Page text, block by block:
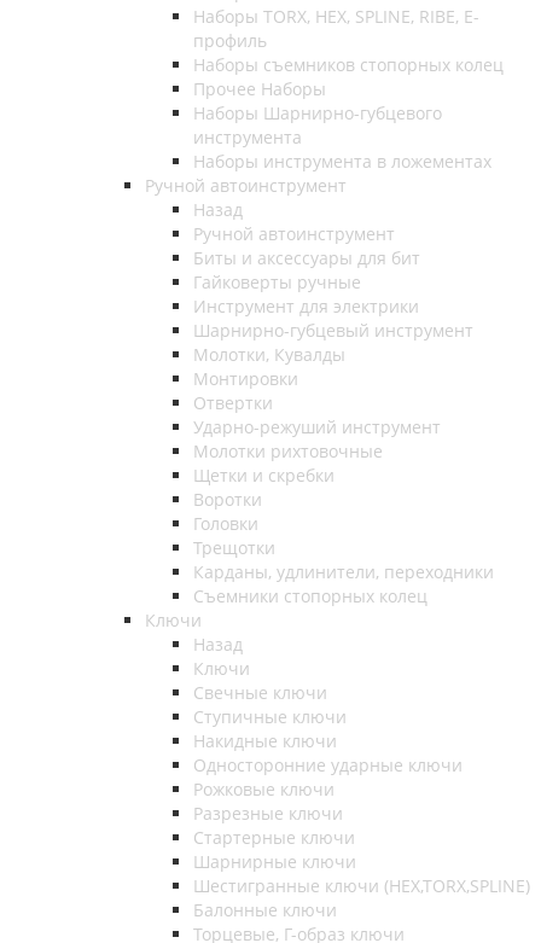
Наборы TORX, HEX, SPLINE, RIBE, E-
профиль
Наборы съемников стопорных колец
Прочее Наборы
Наборы Шарнирно-губцевого
инструмента
Наборы инструмента в ложементах
Ручной автоинструмент
Назад
Ручной автоинструмент
Биты и аксессуары для бит
Гайковерты ручные
Инструмент для электрики
Шарнирно-губцевый инструмент
Молотки, Кувалды
Монтировки
Отвертки
Ударно-режуший инструмент
Молотки рихтовочные
Щетки и скребки
Воротки
Головки
Трещотки
Карданы, удлинители, переходники
Съемники стопорных колец
Ключи
Назад
Ключи
Свечные ключи
Ступичные ключи
Накидные ключи
Односторонние ударные ключи
Рожковые ключи
Разрезные ключи
Стартерные ключи
Шарнирные ключи
Шестигранные ключи (HEX,TORX,SPLINE)
Балонные ключи
Торцевые, Г-образ ключи